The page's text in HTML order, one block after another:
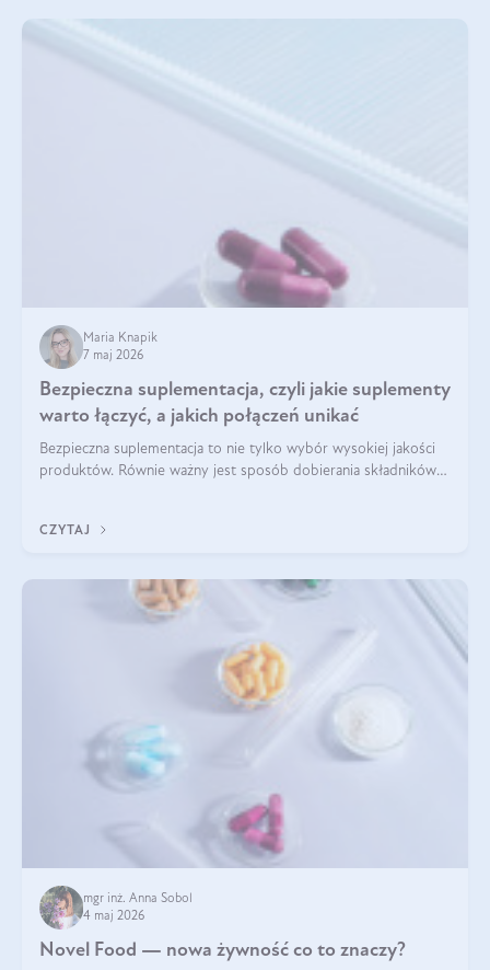
Maria Knapik
7 maj 2026
Bezpieczna suplementacja, czyli jakie suplementy
warto łączyć, a jakich połączeń unikać
Bezpieczna suplementacja to nie tylko wybór wysokiej jakości
produktów. Równie ważny jest sposób dobierania składników
CZYTAJ
mgr inż. Anna Sobol
4 maj 2026
Novel Food — nowa żywność co to znaczy?